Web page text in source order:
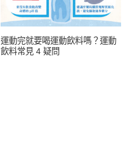
運動完就要喝運動飲料嗎？運動
飲料常見 4 疑問